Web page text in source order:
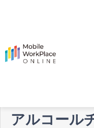
製
アルコール